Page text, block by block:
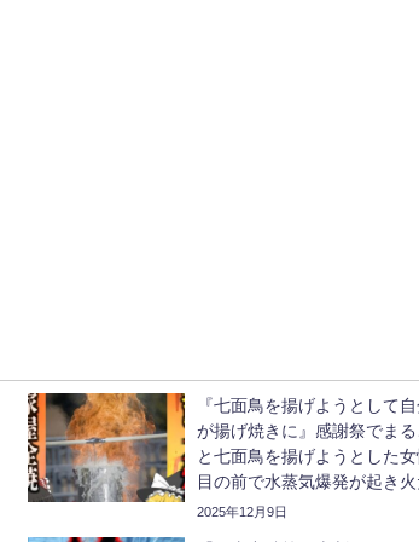
『七面鳥を揚げようとして
が揚げ焼きに』感謝祭でま
と七面鳥を揚げようとした女
目の前で水蒸気爆発が起き
るまに…【ゆっくり解説】
2025年12月9日